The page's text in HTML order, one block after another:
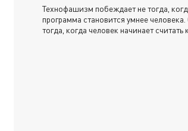
Технофашизм побеждает не тогда,
программа становится умнее
тогда, когда человек начинает